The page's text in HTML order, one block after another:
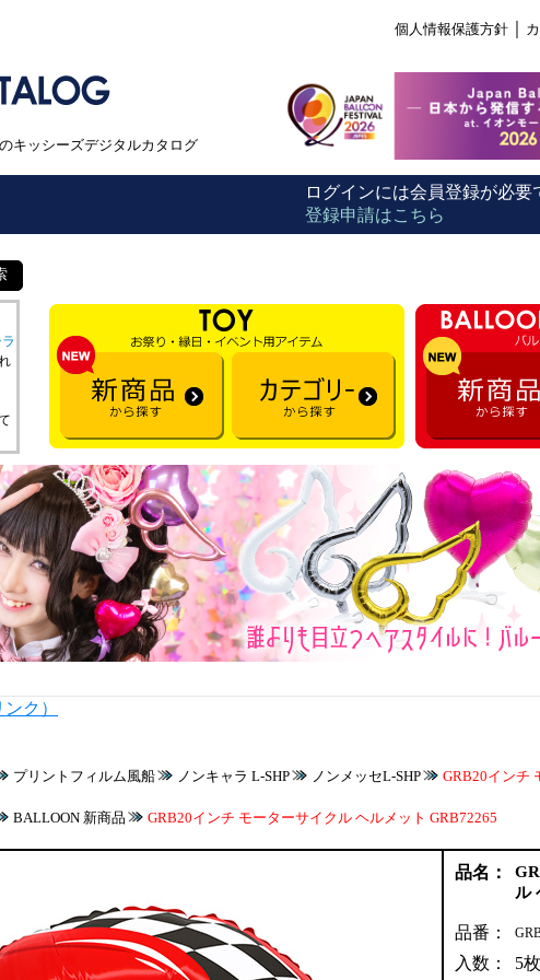
個人情報保護方針
キッシーズデジタルカタログ
ログインには会員登録が必要
登録申請はこちら
ク）
プリントフィルム風船 ノンキャラ L-SHP ノンメッセL-SHP
GRB20インチ
BALLOON 新商品 GRB20インチ モーターサイクル ヘルメット GRB72265
品名：
ル
品番：
入数： 5枚